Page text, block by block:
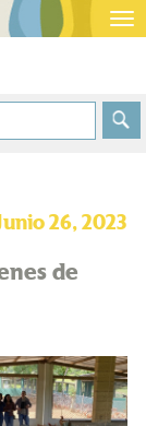
26, 2023
de